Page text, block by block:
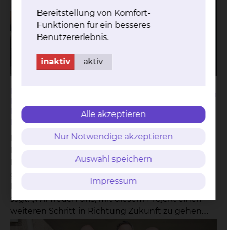
Bauzeit – Umzug der Kinderklinik auf
Herbst verschoben
Es war ein Bauprozess in Rekordzeit: Nur 13
Lungenklinik an der Salzdahlumer Straße fertig
gestellt war. Jetzt wird sie in Betrieb genommen.
Klinikum-Geschäftsführer Dr. Andreas Goepfert
sagt: „Wir freuen uns, mit diesem Projekt einen
weiteren Schritt in Richtung Zukunft zu gehen.
Die neue Lungenklinik ist ein wichtiger
Bereitstellung von Komfort-
Funktionen für ein besseres
Benutzererlebnis.
inaktiv aktiv
Alle akzeptieren
Nur Notwendige akzeptieren
Auswahl speichern
Impressum